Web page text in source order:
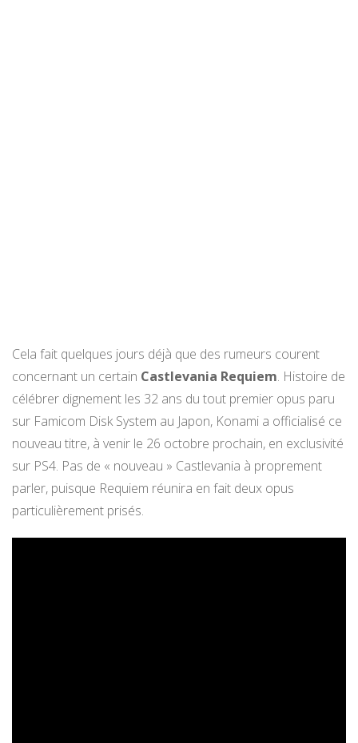
Cela fait quelques jours déjà que des rumeurs courent
concernant un certain Castlevania Requiem. Histoire de
célébrer dignement les 32 ans du tout premier opus paru
sur Famicom Disk System au Japon, Konami a officialisé ce
nouveau titre, à venir le 26 octobre prochain, en exclusivité
sur PS4. Pas de « nouveau » Castlevania à proprement
parler, puisque Requiem réunira en fait deux opus
particulièrement prisés.